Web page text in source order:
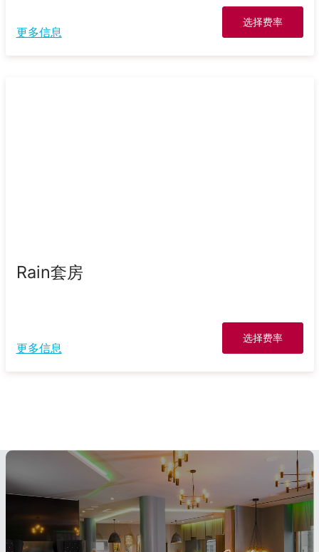
更多信息
选择费率
Rain套房
更多信息
选择费率